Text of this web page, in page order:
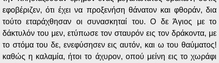
εφοβέριζεν, ότι έχει να προξενήση θάνατον και φθοράν, δια
τούτο εταράχθησαν οι συνασκηταί του. Ο δε Άγιος με το
δάκτυλόν του μεν, ετύπωσε τον σταυρόν εις τον δράκοντα, με
το στόμα του δε, ενεφύσησεν εις αυτόν, και ω του θαύματος!
καθώς η καλαμία, ήτοι το άχυρον, οπού μείνη εις το χωράφι